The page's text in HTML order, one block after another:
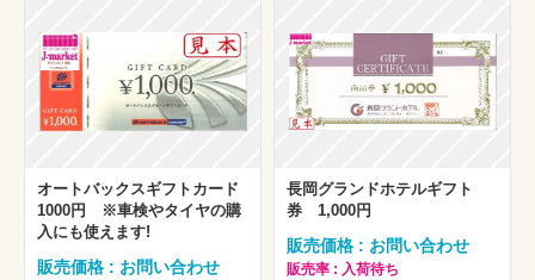
オートバックスギフトカード
1000円 ※車検やタイヤの購
入にも使えます!
販売価格 : お問い合わせ
長岡グランドホテルギフト
券 1,000円
販売価格 : お問い合わせ
販売率 : 入荷待ち